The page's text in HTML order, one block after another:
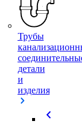
Трубы
детали
и
изделия
chevron_left